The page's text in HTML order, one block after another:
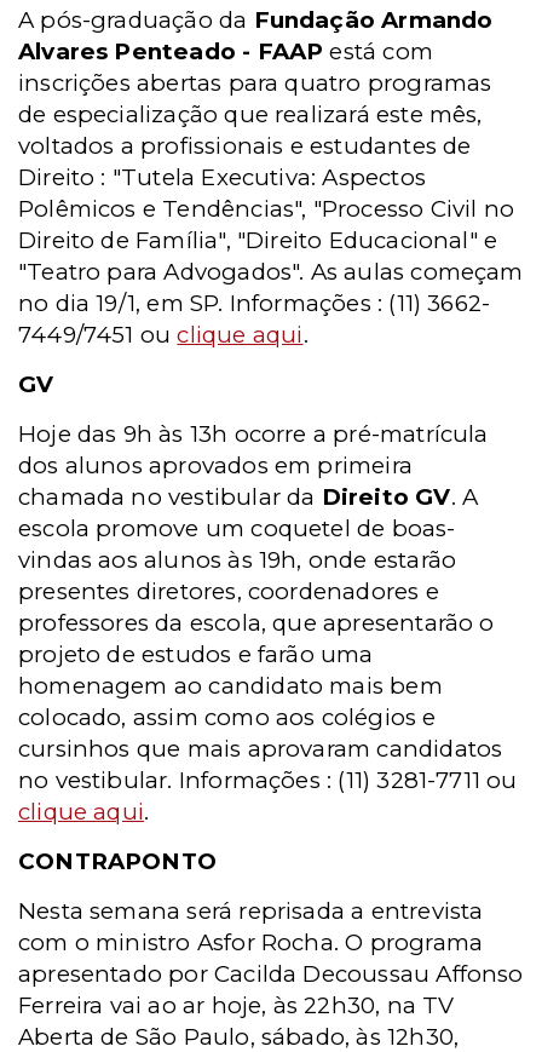
A pós-graduação da Fundação Armando
Alvares Penteado - FAAPestá com
inscrições abertas para quatro programas
de especialização que realizará este mês,
voltados a profissionais e estudantes de
Direito : "Tutela Executiva: Aspectos
Polêmicos e Tendências", "Processo Civil no
Direito de Família", "Direito Educacional" e
"Teatro para Advogados". As aulas começam
no dia 19/1, em SP. Informações : (11) 3662-
7449/7451 ouclique aqui.
GV
Hoje das 9h às 13h ocorre a pré-matrícula
dos alunos aprovados em primeira
chamada no vestibular da Direito GV. A
escola promove um coquetel de boas-
vindas aos alunos às 19h, onde estarão
presentes diretores, coordenadores e
professores da escola, que apresentarão o
projeto de estudos e farão uma
homenagem ao candidato mais bem
colocado, assim como aos colégios e
cursinhos que mais aprovaram candidatos
no vestibular. Informações : (11) 3281-7711 ou
clique aqui.
CONTRAPONTO
Nesta semana será reprisada a entrevista
com o ministro Asfor Rocha. O programa
apresentado por Cacilda Decoussau Affonso
Ferreira vai ao ar hoje, às 22h30, na TV
Aberta de São Paulo, sábado, às 12h30,